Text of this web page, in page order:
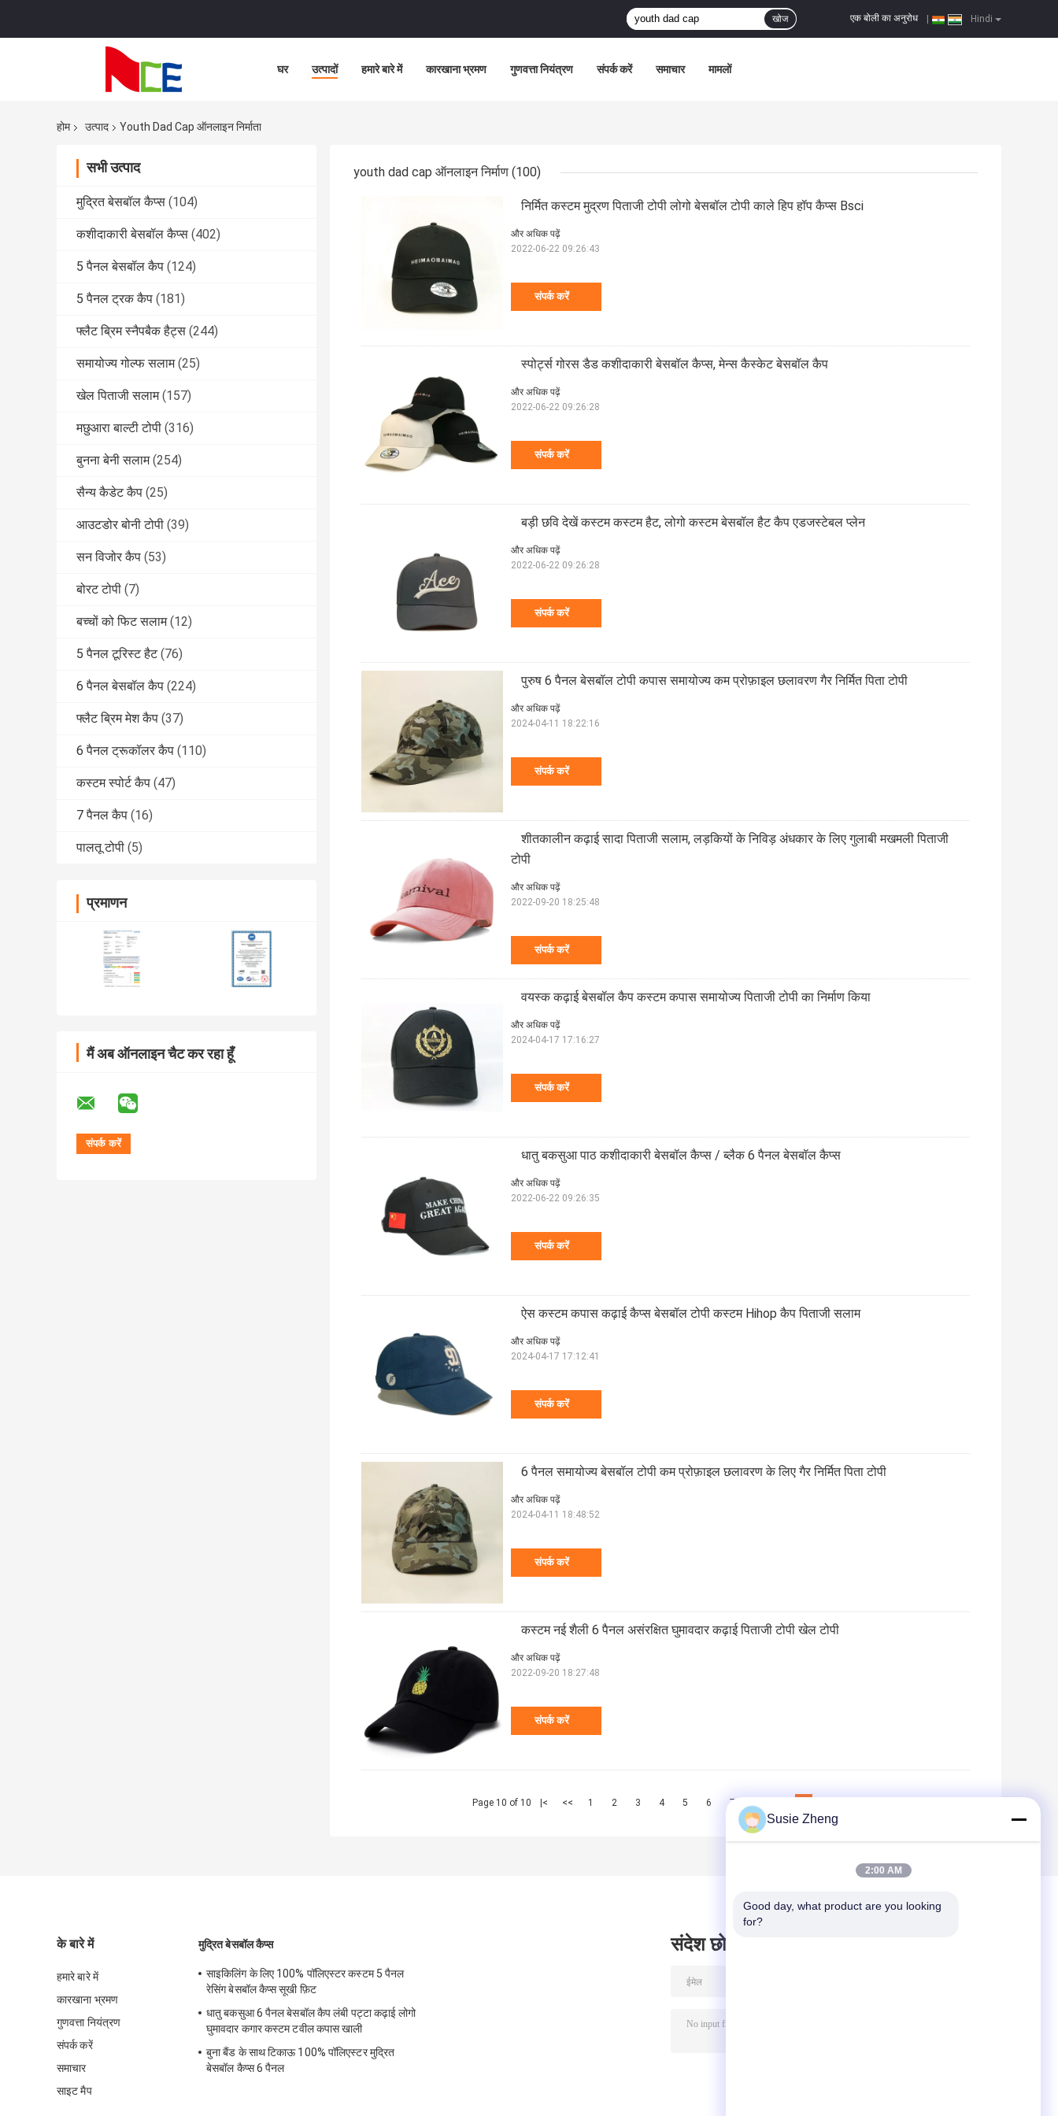
Hindi
एक बोली का अनुरोध
खोज
घर उत्पादों हमारे बारे में कारखाना भ्रमण गुणवत्ता नियंत्रण संपर्क करें समाचार मामलों
होम उत्पाद Youth Dad Cap ऑनलाइन निर्माता
सभी उत्पाद
मुद्रित बेसबॉल कैप्स (104)
कशीदाकारी बेसबॉल कैप्स (402)
5 पैनल बेसबॉल कैप (124)
5 पैनल ट्रक कैप (181)
फ्लैट ब्रिम स्नैपबैक हैट्स (244)
समायोज्य गोल्फ सलाम (25)
खेल पिताजी सलाम (157)
मछुआरा बाल्टी टोपी (316)
बुनना बेनी सलाम (254)
सैन्य कैडेट कैप (25)
आउटडोर बोनी टोपी (39)
सन विजोर कैप (53)
बोरट टोपी (7)
बच्चों को फिट सलाम (12)
5 पैनल टूरिस्ट हैट (76)
6 पैनल बेसबॉल कैप (224)
फ्लैट ब्रिम मेश कैप (37)
6 पैनल ट्रूकॉलर कैप (110)
कस्टम स्पोर्ट कैप (47)
7 पैनल कैप (16)
पालतू टोपी (5)
प्रमाणन
मैं अब ऑनलाइन चैट कर रहा हूँ
youth dad cap ऑनलाइन निर्माण (100)
निर्मित कस्टम मुद्रण पिताजी टोपी लोगो बेसबॉल टोपी काले हिप हॉप कैप्स Bsci
संपर्क करें
और अधिक पढ़ें
2022-06-22 09:26:43
स्पोर्ट्स गोरस डैड कशीदाकारी बेसबॉल कैप्स, मेन्स कैस्केट बेसबॉल कैप
संपर्क करें
और अधिक पढ़ें
2022-06-22 09:26:28
बड़ी छवि देखें कस्टम कस्टम हैट, लोगो कस्टम बेसबॉल हैट कैप एडजस्टेबल प्लेन
संपर्क करें
और अधिक पढ़ें
2022-06-22 09:26:28
पुरुष 6 पैनल बेसबॉल टोपी कपास समायोज्य कम प्रोफ़ाइल छलावरण गैर निर्मित पिता टोपी
संपर्क करें
और अधिक पढ़ें
2024-04-11 18:22:16
शीतकालीन कढ़ाई सादा पिताजी सलाम, लड़कियों के निविड़ अंधकार के लिए गुलाबी मखमली पिताजी
टोपी
संपर्क करें
और अधिक पढ़ें
2022-09-20 18:25:48
वयस्क कढ़ाई बेसबॉल कैप कस्टम कपास समायोज्य पिताजी टोपी का निर्माण किया
संपर्क करें
और अधिक पढ़ें
2024-04-17 17:16:27
धातु बकसुआ पाठ कशीदाकारी बेसबॉल कैप्स / ब्लैक 6 पैनल बेसबॉल कैप्स
संपर्क करें
और अधिक पढ़ें
2022-06-22 09:26:35
ऐस कस्टम कपास कढ़ाई कैप्स बेसबॉल टोपी कस्टम Hihop कैप पिताजी सलाम
संपर्क करें
और अधिक पढ़ें
2024-04-17 17:12:41
6 पैनल समायोज्य बेसबॉल टोपी कम प्रोफ़ाइल छलावरण के लिए गैर निर्मित पिता टोपी
संपर्क करें
और अधिक पढ़ें
2024-04-11 18:48:52
कस्टम नई शैली 6 पैनल असंरक्षित घुमावदार कढ़ाई पिताजी टोपी खेल टोपी
संपर्क करें
और अधिक पढ़ें
2022-09-20 18:27:48
Page 10 of 10 |< << 1 2 3 4 5 6 7
के बारे में
हमारे बारे में
कारखाना भ्रमण
गुणवत्ता नियंत्रण
संपर्क करें
समाचार
साइट मैप
मुद्रित बेसबॉल कैप्स
साइकिलिंग के लिए 100% पॉलिएस्टर कस्टम 5 पैनल
रेसिंग बेसबॉल कैप्स सूखी फ़िट
धातु बकसुआ 6 पैनल बेसबॉल कैप लंबी पट्टा कढ़ाई लोगो
घुमावदार कगार कस्टम टवील कपास खाली
बुना बैंड के साथ टिकाऊ 100% पॉलिएस्टर मुद्रित
बेसबॉल कैप्स 6 पैनल
संदेश छोड़ दो
Susie Zheng
2:00 AM
Good day, what product are you looking
for?